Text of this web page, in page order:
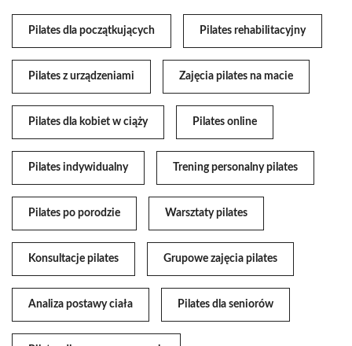
Pilates dla początkujących Pilates rehabilitacyjny
Pilates z urządzeniami Zajęcia pilates na macie
Pilates dla kobiet w ciąży Pilates online
Pilates indywidualny Trening personalny pilates
Pilates po porodzie Warsztaty pilates
Konsultacje pilates Grupowe zajęcia pilates
Analiza postawy ciała Pilates dla seniorów